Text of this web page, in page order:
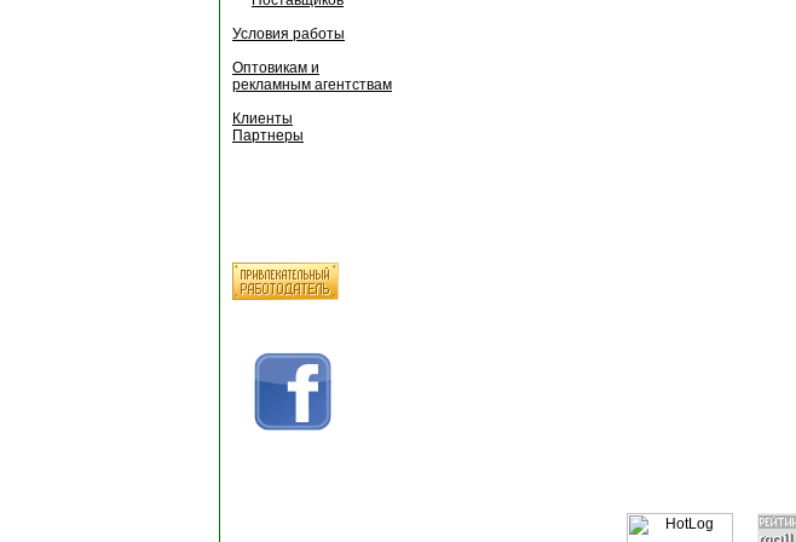
Условия работы
Оптовикам и
рекламным агентствам
Клиенты
Партнеры